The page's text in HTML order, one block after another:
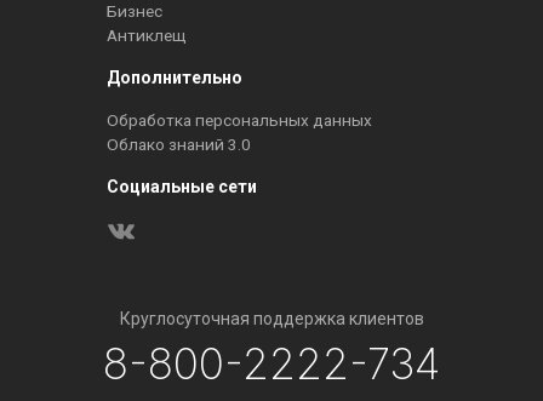
Бизнес
Антиклещ
Дополнительно
Обработка персональных данных
Облако знаний 3.0
Социальные сети
Круглосуточная поддержка клиентов
8-800-2222-734